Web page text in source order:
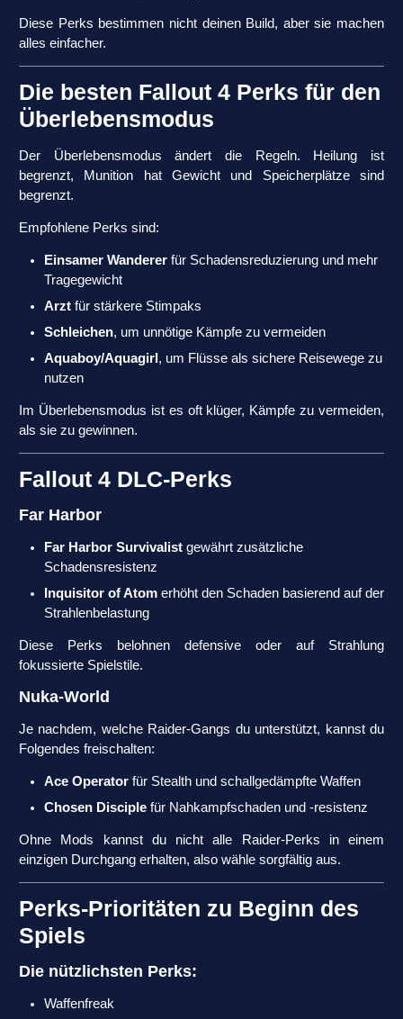
Diese Perks bestimmen nicht deinen Build, aber sie machen
alles einfacher.
Die besten Fallout 4 Perks für den
Überlebensmodus
Der Überlebensmodus ändert die Regeln. Heilung ist
begrenzt, Munition hat Gewicht und Speicherplätze sind
begrenzt.
Empfohlene Perks sind:
Einsamer Wanderer für Schadensreduzierung und mehr
Tragegewicht
Arzt für stärkere Stimpaks
Schleichen, um unnötige Kämpfe zu vermeiden
Aquaboy/Aquagirl , um Flüsse als sichere Reisewege zu
nutzen
Im Überlebensmodus ist es oft klüger, Kämpfe zu vermeiden,
als sie zu gewinnen.
Fallout 4 DLC-Perks
Far Harbor
Far Harbor Survivalist gewährt zusätzliche
Schadensresistenz
Inquisitor of Atom erhöht den Schaden basierend auf der
Strahlenbelastung
Diese Perks belohnen defensive oder auf Strahlung
fokussierte Spielstile.
Nuka-World
Je nachdem, welche Raider-Gangs du unterstützt, kannst du
Folgendes freischalten:
Ace Operator für Stealth und schallgedämpfte Waffen
Chosen Disciple für Nahkampfschaden und -resistenz
Ohne Mods kannst du nicht alle Raider-Perks in einem
einzigen Durchgang erhalten, also wähle sorgfältig aus.
Perks-Prioritäten zu Beginn des
Spiels
Die nützlichsten Perks:
Waffenfreak